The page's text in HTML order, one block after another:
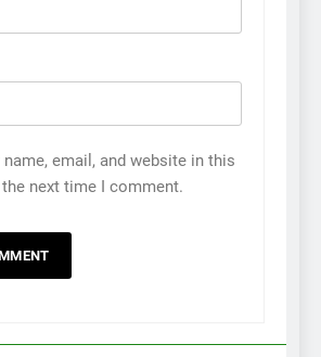
name, email, and website in this
next time I comment.